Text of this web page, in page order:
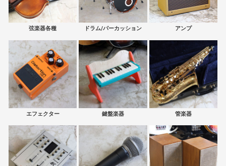
弦楽器各種 ドラム/パーカッション アンプ
エフェクター 鍵盤楽器 管楽器